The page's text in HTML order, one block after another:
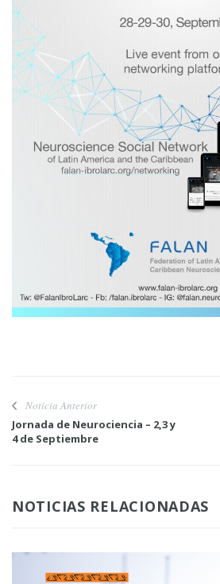
Noticia Anterior
Jornada de Neurociencia – 2,3 y
4 de Septiembre
NOTICIAS RELACIONADAS